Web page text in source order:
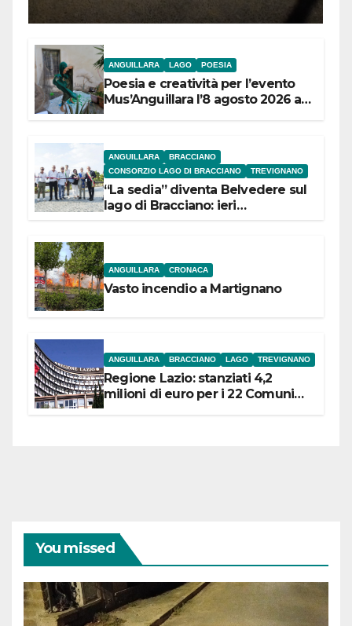
ANGUILLARA LAGO POESIA
Poesia e creatività per l’evento
Mus’Anguillara l’8 agosto 2026 al
ANGUILLARA
BRACCIANO
CONSORZIO LAGO DI BRACCIANO
TREVIGNANO
“La sedia” diventa Belvedere sul
lago di Bracciano: ieri
ANGUILLARA CRONACA
Vasto incendio a Martignano
ANGUILLARA BRACCIANO LAGO TREVIGNANO
Regione Lazio: stanziati 4,2
milioni di euro per i 22 Comuni
You missed